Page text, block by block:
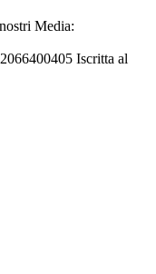
Media:
Iscritta al